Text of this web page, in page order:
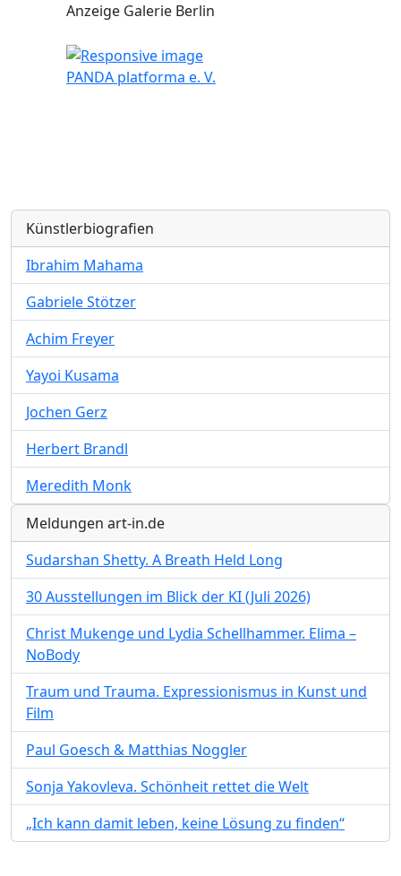
Anzeige Galerie Berlin
PANDA platforma e. V.
Künstlerbiografien
Ibrahim Mahama
Gabriele Stötzer
Achim Freyer
Yayoi Kusama
Jochen Gerz
Herbert Brandl
Meredith Monk
Meldungen art-in.de
Sudarshan Shetty. A Breath Held Long
30 Ausstellungen im Blick der KI (Juli 2026)
Christ Mukenge und Lydia Schellhammer. Elima –
NoBody
Traum und Trauma. Expressionismus in Kunst und
Film
Paul Goesch & Matthias Noggler
Sonja Yakovleva. Schönheit rettet die Welt
„Ich kann damit leben, keine Lösung zu finden“